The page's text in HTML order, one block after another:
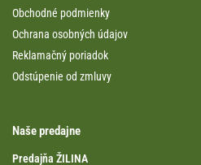
Obchodné podmienky
Ochrana osobných údajov
Reklamačný poriadok
Odstúpenie od zmluvy
Naše predajne
Predajňa ŽILINA